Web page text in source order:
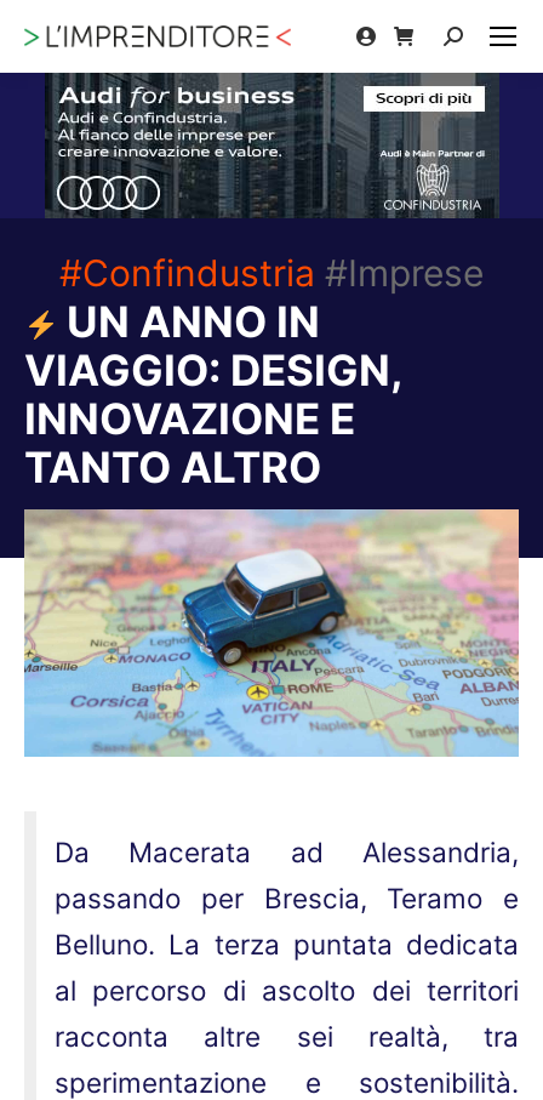
Cerca:
#Confindustria #Imprese
UN ANNO IN
VIAGGIO: DESIGN,
INNOVAZIONE E
TANTO ALTRO
Tu sei qui:
Da Macerata ad Alessandria,
passando per Brescia, Teramo e
Belluno. La terza puntata dedicata
al percorso di ascolto dei territori
racconta altre sei realtà, tra
sperimentazione e sostenibilità.